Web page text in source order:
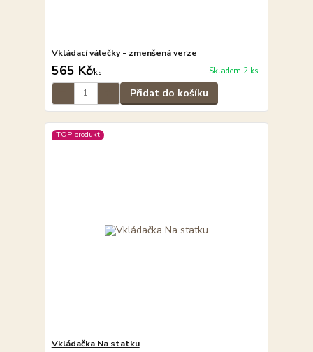
Vkládací válečky - zmenšená verze
565 Kč/ks Skladem 2 ks
Přidat do košíku
TOP produkt
Vkládačka Na statku